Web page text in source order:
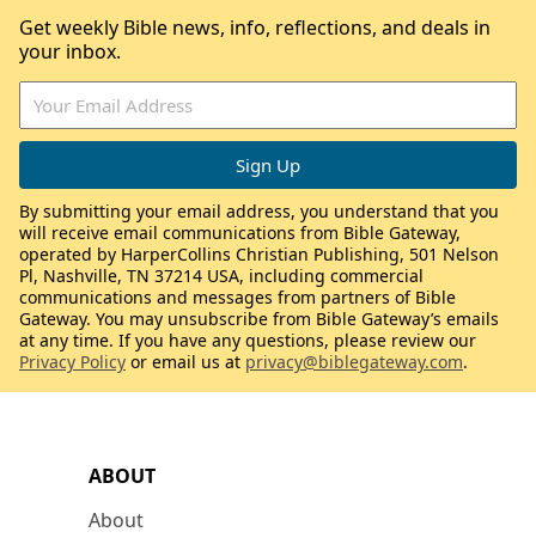
ABOUT
About
Get weekly Bible news, info, reflections, and deals in
your inbox.
By submitting your email address, you understand that you
will receive email communications from Bible Gateway,
operated by HarperCollins Christian Publishing, 501 Nelson
Pl, Nashville, TN 37214 USA, including commercial
communications and messages from partners of Bible
Gateway. You may unsubscribe from Bible Gateway’s emails
at any time. If you have any questions, please review our
Privacy Policy or email us at privacy@biblegateway.com.